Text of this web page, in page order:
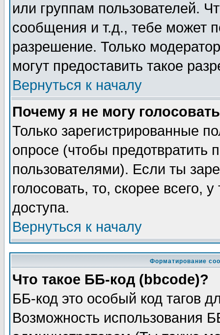
или группам пользователей.
сообщения и т.д., тебе может
разрешение. Только
могут предоставить такое
Вернуться к началу
Почему я не могу
Только зарегистрированные
опросе (чтобы предотвратить
пользователями). Если ты
голосовать, то, скорее всего,
доступа.
Вернуться к началу
Форматирование
Что такое ББ-код (bbcode)?
ББ-код это особый код тагов
Возможность использования